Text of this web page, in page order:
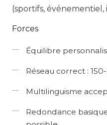
(sportifs,
Forces
Équilibre
Réseau correct :
Multilinguisme
Redondance